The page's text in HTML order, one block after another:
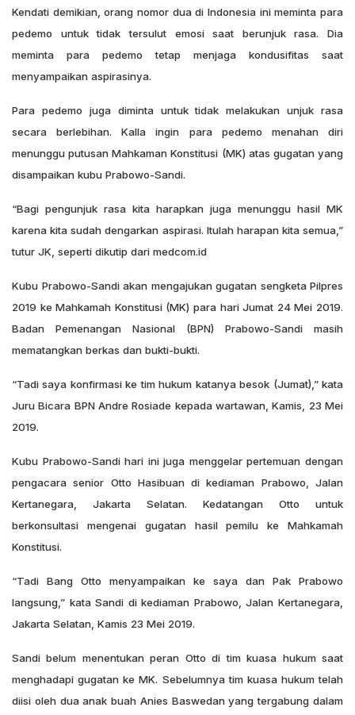
Kendati demikian, orang nomor dua di Indonesia ini meminta para
pedemo untuk tidak tersulut emosi saat berunjuk rasa. Dia
meminta para pedemo tetap menjaga kondusifitas saat
menyampaikan aspirasinya.
Para pedemo juga diminta untuk tidak melakukan unjuk rasa
secara berlebihan. Kalla ingin para pedemo menahan diri
menunggu putusan Mahkaman Konstitusi (MK) atas gugatan yang
disampaikan kubu Prabowo-Sandi.
“Bagi pengunjuk rasa kita harapkan juga menunggu hasil MK
karena kita sudah dengarkan aspirasi. Itulah harapan kita semua,”
tutur JK, seperti dikutip dari medcom.id
Kubu Prabowo-Sandi akan mengajukan gugatan sengketa Pilpres
2019 ke Mahkamah Konstitusi (MK) para hari Jumat 24 Mei 2019.
Badan Pemenangan Nasional (BPN) Prabowo-Sandi masih
mematangkan berkas dan bukti-bukti.
“Tadi saya konfirmasi ke tim hukum katanya besok (Jumat),” kata
Juru Bicara BPN Andre Rosiade kepada wartawan, Kamis, 23 Mei
2019.
Kubu Prabowo-Sandi hari ini juga menggelar pertemuan dengan
pengacara senior Otto Hasibuan di kediaman Prabowo, Jalan
Kertanegara, Jakarta Selatan. Kedatangan Otto untuk
berkonsultasi mengenai gugatan hasil pemilu ke Mahkamah
Konstitusi.
“Tadi Bang Otto menyampaikan ke saya dan Pak Prabowo
langsung,” kata Sandi di kediaman Prabowo, Jalan Kertanegara,
Jakarta Selatan, Kamis 23 Mei 2019.
Sandi belum menentukan peran Otto di tim kuasa hukum saat
menghadapi gugatan ke MK. Sebelumnya tim kuasa hukum telah
diisi oleh dua anak buah Anies Baswedan yang tergabung dalam